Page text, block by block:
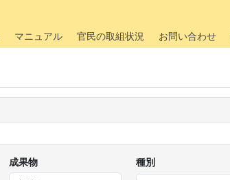
マニュアル 官民の取組状況 お問い合わせ
成果物 種別